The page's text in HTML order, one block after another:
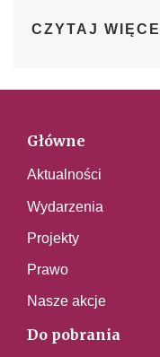
CZYTAJ
Główne
Aktualności
Wydarzenia
Projekty
Prawo
Nasze akcje
Do pobrania